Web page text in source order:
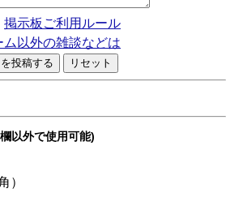
掲示板ご利用ルール
ム以外の雑談などは
以外で使用可能)
）